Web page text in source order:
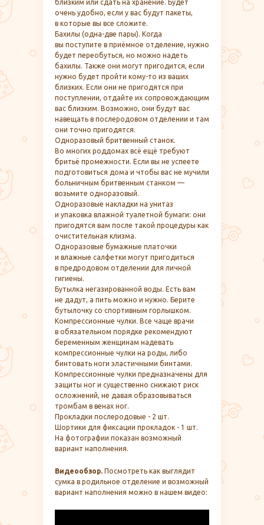
близким или сдать на хранение. Будет
очень удобно, если у вас будут пакеты,
в которые вы все сложите.
Бахилы (одна-две пары). Когда
вы поступите в приёмное отделение, нужно
будет переобуться, но можно надеть
бахилы. Также они могут пригодится, если
нужно будет пройти кому-то из ваших
близких. Если они не пригодятся при
поступлении, отдайте их сопровождающим
вас близким. Возможно, они будут вас
навещать в послеродовом отделении и там
они точно пригодятся.
Одноразовый бритвенный станок.
Во многих роддомах всё ещё требуют
бритьё промежности. Если вы не успеете
подготовиться дома и чтобы вас не мучили
больничным бритвенным станком —
возьмите одноразовый.
Одноразовые накладки на унитаз
и упаковка влажной туалетной бумаги: они
пригодятся вам после такой процедуры как
очистительная клизма.
Одноразовые бумажные платочки
и влажные салфетки могут пригодиться
в предродовом отделении для личной
гигиены.
Бутылка негазированной воды. Есть вам
не дадут, а пить можно и нужно. Берите
бутылочку со спортивным горлышком.
Компрессионные чулки. Все чаще врачи
в обязательном порядке рекомендуют
беременным женщинам надевать
компрессионные чулки на роды, либо
бинтовать ноги эластичными бинтами.
Компрессионные чулки предназначены для
защиты ног и существенно снижают риск
осложнений, не давая образовываться
тромбам в венах ног.
Прокладки послеродовые - 2 шт.
Шортики для фиксации прокладок - 1 шт.
На фотографии показан возможный
вариант наполнения.
Видеообзор. Посмотреть как выглядит
сумка в родильное отделение и возможный
вариант наполнения можно в нашем видео: